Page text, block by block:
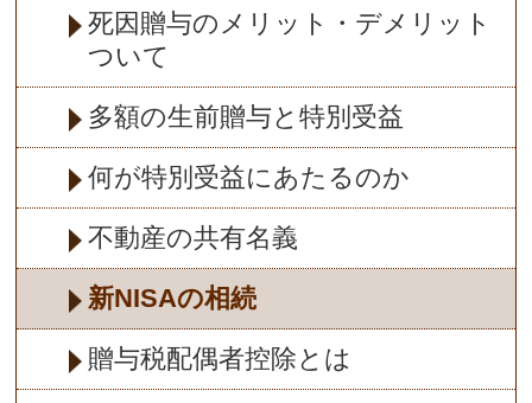
死因贈与のメリット・デメリット
ついて
多額の生前贈与と特別受益
何が特別受益にあたるのか
不動産の共有名義
新NISAの相続
贈与税配偶者控除とは